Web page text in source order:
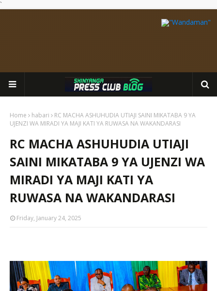
`
Home habari
RC MACHA ASHUHUDIA UTIAJI SAINI MIKATABA 9 YA
UJENZI WA MIRADI YA MAJI KATI YA RUWASA NA WAKANDARASI
RC MACHA ASHUHUDIA UTIAJI
SAINI MIKATABA 9 YA UJENZI WA
MIRADI YA MAJI KATI YA
RUWASA NA WAKANDARASI
Friday, January 24, 2025